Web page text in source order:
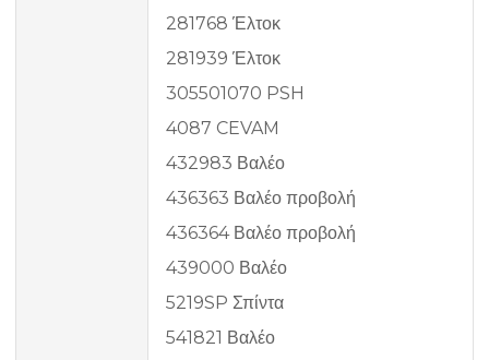
281768 Έλτοκ
281939 Έλτοκ
305501070 PSH
4087 CEVAM
432983 Βαλέο
436363 Βαλέο προβολή
436364 Βαλέο προβολή
439000 Βαλέο
5219SP Σπίντα
541821 Βαλέο